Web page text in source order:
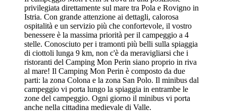
privilegiata direttamente sul mare tra Pola e Rovigno in
Istria. Con grande attenzione ai dettagli, calorosa
ospitalità e un servizio più che confortevole, il vostro
benessere è la massima priorità per il campeggio a 4
stelle. Conosciuto per i tramonti più belli sulla spiaggia
di ciottoli lunga 9 km, non c'è da meravigliarsi che i
ristoranti del Camping Mon Perin siano proprio in riva
al mare! Il Camping Mon Perin è composto da due
parti: la zona Colona e la zona San Polo. Il minibus dal
campeggio vi porta lungo la spiaggia in entrambe le
zone del campeggio. Ogni giorno il minibus vi porta
anche nella cittadina medievale di Valle.